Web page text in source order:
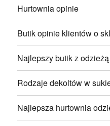
Hurtownia opinie
Butik opinie klientów o
Najlepszy butik z odzieżą
Rodzaje dekoltów w
Najlepsza hurtownia